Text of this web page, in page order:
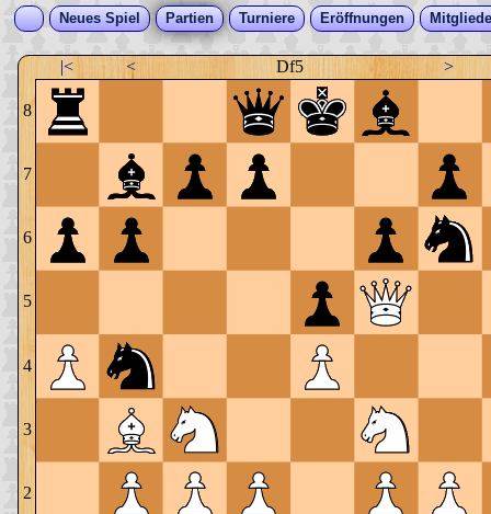
Neues Spiel Partien Turniere Eröffnungen
|< < Df5 >
8
7
6
5
4
3
2